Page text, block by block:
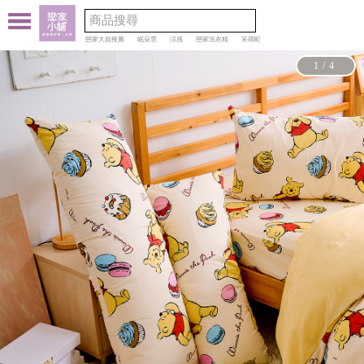
戀家大叔推薦 眠朵雲 涼感 戀家洗衣精 呆萌町
1/4